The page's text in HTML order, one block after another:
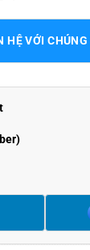
HỆ VỚI CHÚNG